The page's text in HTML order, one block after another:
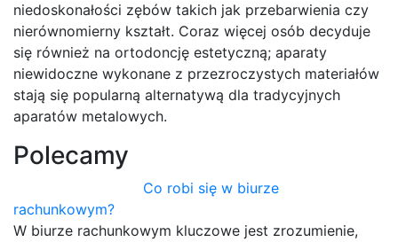
niedoskonałości zębów takich jak przebarwienia czy
nierównomierny kształt. Coraz więcej osób decyduje
się również na ortodoncję estetyczną; aparaty
niewidoczne wykonane z przezroczystych materiałów
stają się popularną alternatywą dla tradycyjnych
aparatów metalowych.
Polecamy
Co robi się w biurze
rachunkowym?
W biurze rachunkowym kluczowe jest zrozumienie,